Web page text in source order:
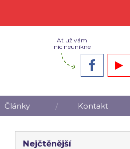
Ať už vám
nic neunikne
Články Kontakt
Nejčtěnější